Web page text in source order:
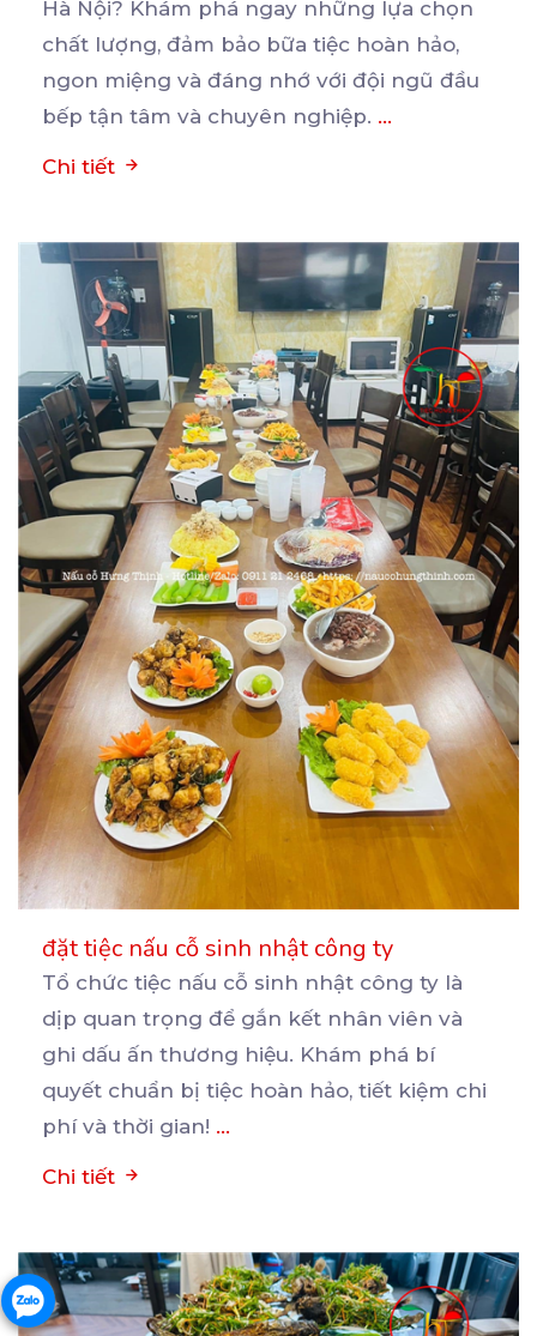
Hà Nội? Khám phá ngay những lựa chọn
chất lượng, đảm bảo bữa tiệc hoàn hảo,
ngon miệng và đáng nhớ với đội ngũ đầu
bếp tận tâm và chuyên nghiệp. ...
Chi tiết
đặt tiệc nấu cỗ sinh nhật công ty
Tổ chức tiệc nấu cỗ sinh nhật công ty là
dịp quan trọng để gắn kết nhân viên và
ghi dấu ấn thương hiệu. Khám phá bí
quyết chuẩn bị tiệc hoàn hảo, tiết kiệm chi
phí và thời gian! ...
Chi tiết